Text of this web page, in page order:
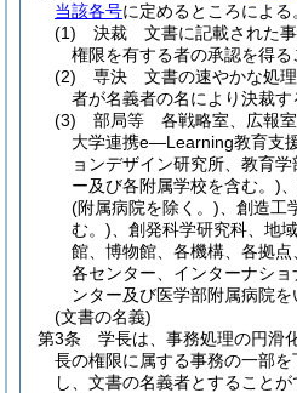
当該各号に定めるところによる
(1)
決裁 文書に記載された
権限を有する者の承認を得る
(2)
専決 文書の速やかな処
者が名義者の名により決裁す
(3)
部局等 各戦略室、広報室
大学連携e―Learning教育支
ョンデザイン研究所、教育学
ー及び各附属学校を含む。)
(附属病院を除く。) 、創造
む。) 、創発科学研究科、地
館、博物館、各機構、各拠
各センター、インターナシ
ンター及び医学部附属病院を
(文書の名義)
第3条
学長は、事務処理の円滑
長の権限に属する事務の一部
し、文書の名義者とすることが